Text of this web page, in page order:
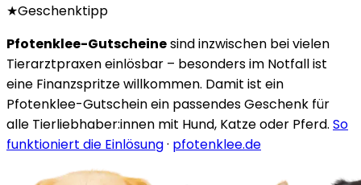
★Geschenktipp
Pfotenklee-Gutscheinesind inzwischen bei vielen
Tierarztpraxen einlösbar – besonders im Notfall ist
eine Finanzspritze willkommen. Damit ist ein
Pfotenklee-Gutschein ein passendes Geschenk für
alle Tierliebhaber:innen mit Hund, Katze oder Pferd. So
funktioniert die Einlösung· pfotenklee.de